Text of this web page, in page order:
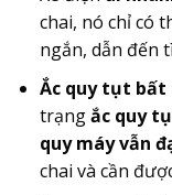
chai, nó chỉ có
ngắn, dẫn đến
Ắc quy tụt
trạngắc quy
quy máy vẫn
chai và cần